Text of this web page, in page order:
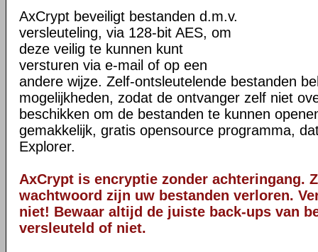
AxCrypt beveiligt bestanden d.m.v.
versleuteling, via 128-bit AES, om
deze veilig te kunnen kunt
versturen via e-mail of op een
andere wijze. Zelf-ontsleutelende bestanden
mogelijkheden, zodat de ontvanger zelf niet
beschikken om de bestanden te kunnen
gemakkelijk, gratis opensource programma,
Explorer.
AxCrypt is encryptie zonder achteringang.
wachtwoord zijn uw bestanden verloren.
niet! Bewaar altijd de juiste back-ups van
versleuteld of niet.